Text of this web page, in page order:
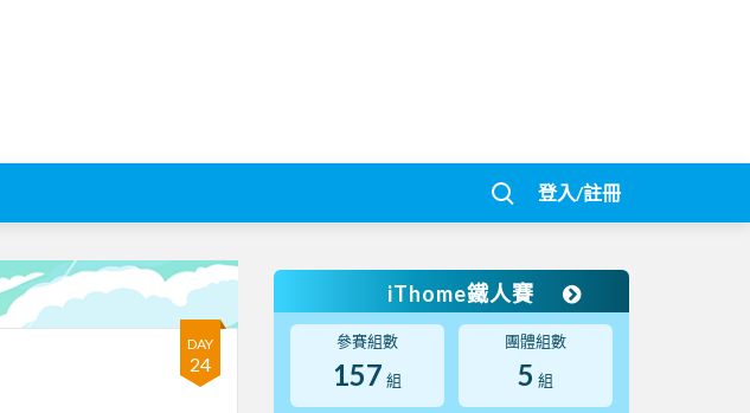
登入/註冊
DAY
24
iThome鐵人賽
參賽組數
157 組
團體組數
5 組